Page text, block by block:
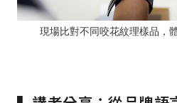
現場比對不同咬花紋理樣品，